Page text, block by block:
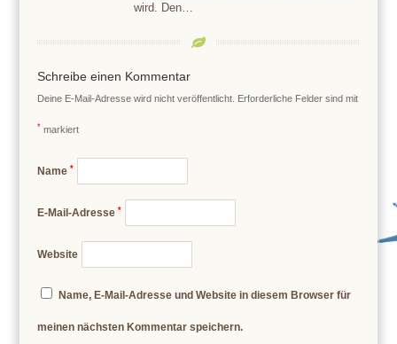
wird. Den…
Schreibe einen Kommentar
Deine E-Mail-Adresse wird nicht veröffentlicht. Erforderliche Felder sind mit
* markiert
Name*
E-Mail-Adresse*
Website
Name, E-Mail-Adresse und Website in diesem Browser für
meinen nächsten Kommentar speichern.